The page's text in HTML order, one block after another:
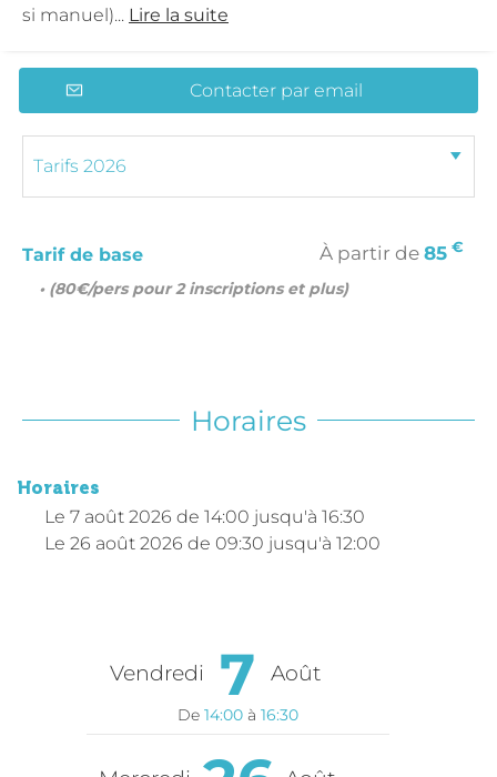
si manuel)... Lire la suite
Contacter par email
Tarif de base À partir de 85 €
• (80€/pers pour 2 inscriptions et plus)
Horaires
Horaires
Le 7 août 2026 de 14:00 jusqu'à 16:30
Le 26 août 2026 de 09:30 jusqu'à 12:00
Vendredi 7 Août
De 14:00 à 16:30